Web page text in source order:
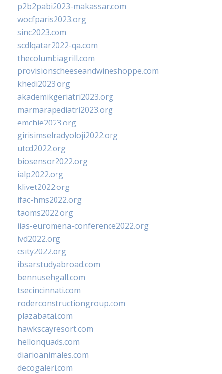
p2b2pabi2023-makassar.com
wocfparis2023.org
sinc2023.com
scdlqatar2022-qa.com
thecolumbiagrill.com
provisionscheeseandwineshoppe.com
khedi2023.org
akademikgeriatri2023.org
marmarapediatri2023.org
emchie2023.org
girisimselradyoloji2022.org
utcd2022.org
biosensor2022.org
ialp2022.org
klivet2022.org
ifac-hms2022.org
taoms2022.org
iias-euromena-conference2022.org
ivd2022.org
csity2022.org
ibsarstudyabroad.com
bennusehgall.com
tsecincinnati.com
roderconstructiongroup.com
plazabatai.com
hawkscayresort.com
hellonquads.com
diarioanimales.com
decogaleri.com